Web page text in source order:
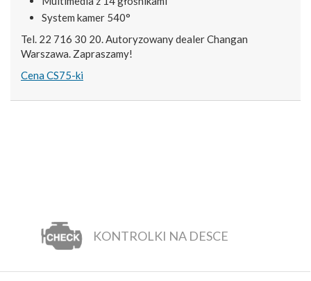
System kamer 540°
Tel. 22 716 30 20. Autoryzowany dealer Changan
Warszawa. Zapraszamy!
Cena CS75-ki
KONTROLKI NA DESCE